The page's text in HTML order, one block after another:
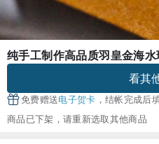
纯手工制作高品质羽皇金海
看其
免费赠送电子贺卡 ，结帐完成后
商品已下架，请重新选取其他商品